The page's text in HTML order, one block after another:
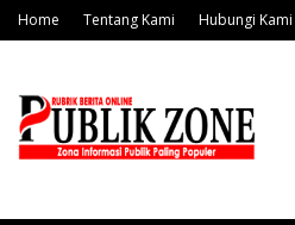
Home Tentang Kami Hubungi Kami